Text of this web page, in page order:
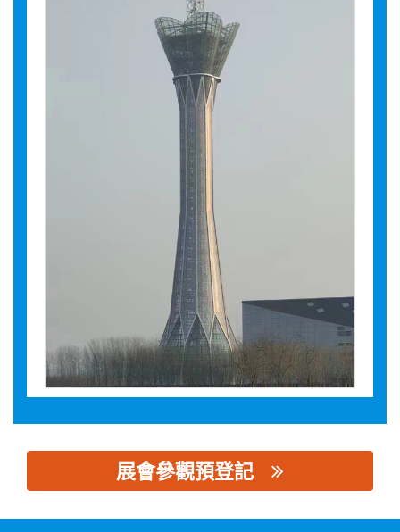
展會參觀預登記